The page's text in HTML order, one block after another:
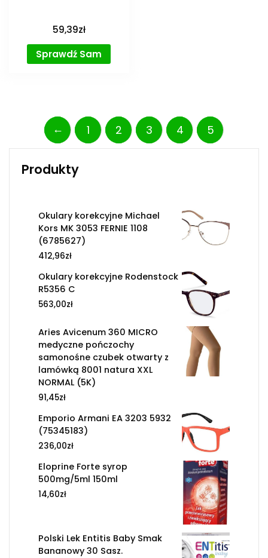
59,39zł
Sprawdź Sam
← 1 2 3 4 5
Produkty
Okulary korekcyjne Michael
Kors MK 3053 FERNIE 1108
(6785627)
412,96zł
Okulary korekcyjne Rodenstock
R5356 C
563,00zł
Aries Avicenum 360 MICRO
medyczne pończochy
samonośne czubek otwarty z
lamówką 8001 natura XXL
NORMAL (5K)
91,45zł
Emporio Armani EA 3203 5932
(75345183)
236,00zł
Eloprine Forte syrop
500mg/5ml 150ml
14,60zł
Polski Lek Entitis Baby Smak
Bananowy 30 Sasz.